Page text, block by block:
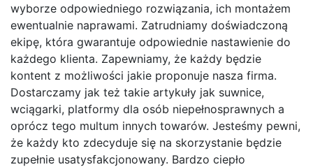
wyborze odpowiedniego rozwiązania, ich montażem
ewentualnie naprawami. Zatrudniamy doświadczoną
ekipę, która gwarantuje odpowiednie nastawienie do
każdego klienta. Zapewniamy, że każdy będzie
kontent z możliwości jakie proponuje nasza firma.
Dostarczamy jak też takie artykuły jak suwnice,
wciągarki, platformy dla osób niepełnosprawnych a
oprócz tego multum innych towarów. Jesteśmy pewni,
że każdy kto zdecyduje się na skorzystanie będzie
zupełnie usatysfakcjonowany. Bardzo ciepło